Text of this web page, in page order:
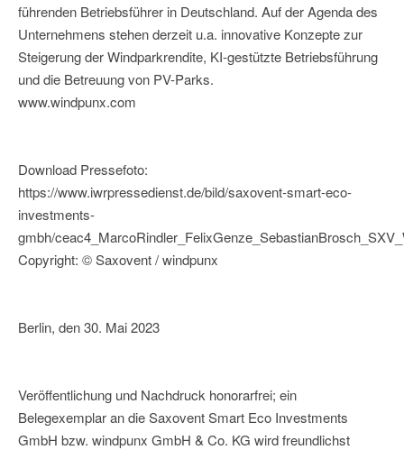
führenden Betriebsführer in Deutschland. Auf der Agenda des
Unternehmens stehen derzeit u.a. innovative Konzepte zur
Steigerung der Windparkrendite, KI-gestützte Betriebsführung
und die Betreuung von PV-Parks.
www.windpunx.com
Download Pressefoto:
https://www.iwrpressedienst.de/bild/saxovent-smart-eco-
investments-
gmbh/
Copyright: © Saxovent / windpunx
Berlin, den 30. Mai 2023
Veröffentlichung und Nachdruck honorarfrei; ein
Belegexemplar an die Saxovent Smart Eco Investments
GmbH bzw. windpunx GmbH & Co. KG wird freundlichst